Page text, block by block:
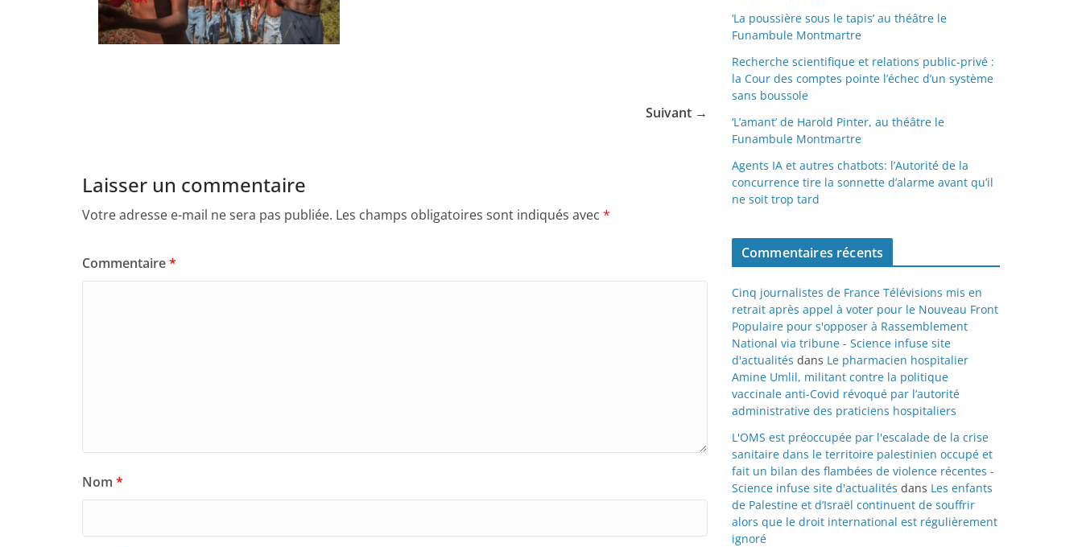
Suivant →
Laisser un commentaire
Votre adresse e-mail ne sera pas publiée. Les champs obligatoires sont indiqués avec *
Commentaire*
Nom *
‘La poussière sous le tapis’ au théâtre le
Funambule Montmartre
Recherche scientifique et relations public-privé :
la Cour des comptes pointe l’échec d’un système
sans boussole
‘L’amant’ de Harold Pinter, au théâtre le
Funambule Montmartre
Agents IA et autres chatbots: l’Autorité de la
concurrence tire la sonnette d’alarme avant qu’il
ne soit trop tard
Commentaires récents
Cinq journalistes de France Télévisions mis en
retrait après appel à voter pour le Nouveau Front
Populaire pour s'opposer à Rassemblement
National via tribune - Science infuse site
d'actualités dans Le pharmacien hospitalier
Amine Umlil, militant contre la politique
vaccinale anti-Covid révoqué par l’autorité
administrative des praticiens hospitaliers
L'OMS est préoccupée par l'escalade de la crise
sanitaire dans le territoire palestinien occupé et
fait un bilan des flambées de violence récentes -
Science infuse site d'actualités dans Les enfants
de Palestine et d’Israël continuent de souffrir
alors que le droit international est régulièrement
ignoré